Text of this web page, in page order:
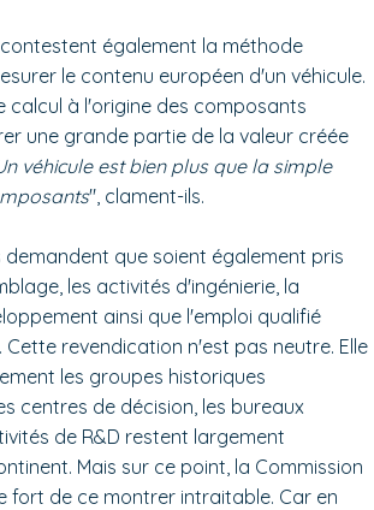
également la méthode
le contenu européen d'un véhicule.
calcul à l'origine des composants
une grande partie de la valeur créée
véhicule est bien plus que la simple
", clament-ils.
que soient également pris
les activités d'ingénierie, la
ainsi que l'emploi qualifié
Cette revendication n'est pas neutre. Elle
les groupes historiques
centres de décision, les bureaux
de R&D restent largement
Mais sur ce point, la Commission
fort de ce montrer intraitable. Car en